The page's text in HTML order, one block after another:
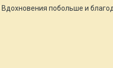
побольше и